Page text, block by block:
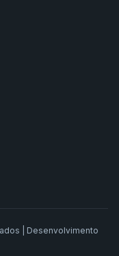
| Desenvolvimento